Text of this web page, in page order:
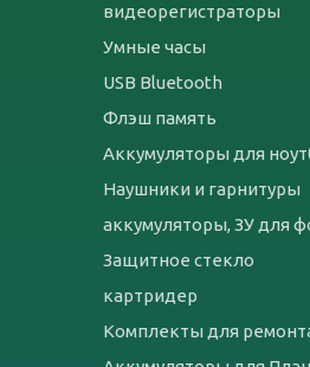
видеорегистраторы
Умные часы
USB Bluetooth
Флэш память
Аккумуляторы для
Наушники и гарнитуры
Защитное стекло
картридер